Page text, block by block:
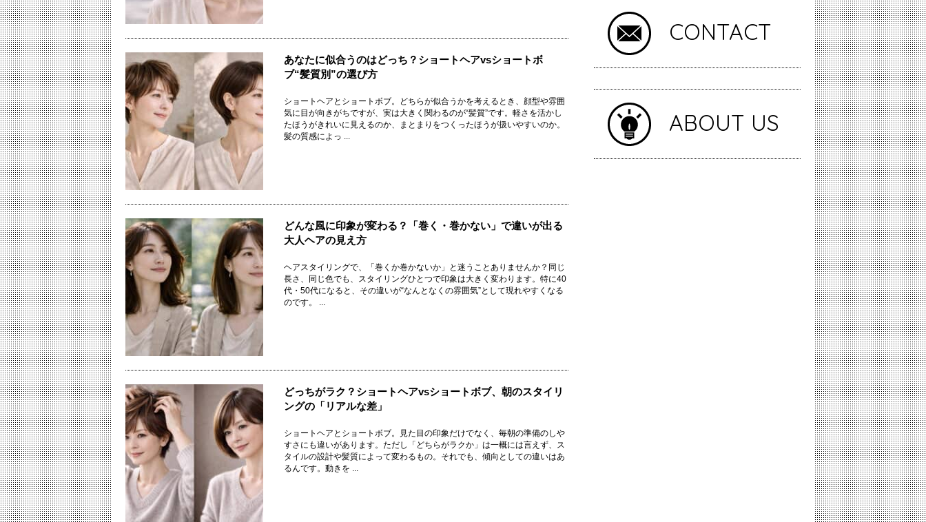
あなたに似合うのはどっち？ショートヘアvsショートボ
ブ“髪質別”の選び方
ショートヘアとショートボブ。どちらが似合うかを考えるとき、顔型や雰囲
気に目が向きがちですが、実は大きく関わるのが“髪質”です。軽さを活かし
たほうがきれいに見えるのか、まとまりをつくったほうが扱いやすいのか。
髪の質感によっ ...
どんな風に印象が変わる？「巻く・巻かない」で違いが出る
大人ヘアの見え方
ヘアスタイリングで、「巻くか巻かないか」と迷うことありませんか？同じ
長さ、同じ色でも、スタイリングひとつで印象は大きく変わります。特に40
代・50代になると、その違いが“なんとなくの雰囲気”として現れやすくなる
のです。 ...
どっちがラク？ショートヘアvsショートボブ、朝のスタイリ
ングの「リアルな差」
ショートヘアとショートボブ。見た目の印象だけでなく、毎朝の準備のしや
すさにも違いがあります。ただし「どちらがラクか」は一概には言えず、ス
タイルの設計や髪質によって変わるもの。それでも、傾向としての違いはあ
るんです。動きを ...
CONTACT
ABOUT US